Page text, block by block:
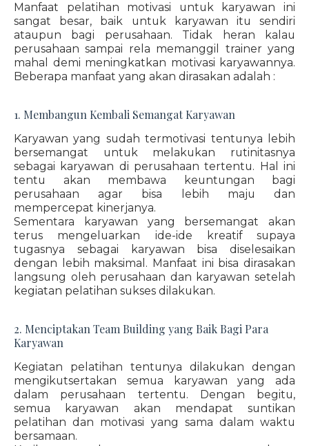
Manfaat pelatihan motivasi untuk karyawan ini
sangat besar, baik untuk karyawan itu sendiri
ataupun bagi perusahaan. Tidak heran kalau
perusahaan sampai rela memanggil trainer yang
mahal demi meningkatkan motivasi karyawannya.
Beberapa manfaat yang akan dirasakan adalah :
1. Membangun Kembali Semangat Karyawan
Karyawan yang sudah termotivasi tentunya lebih
bersemangat untuk melakukan rutinitasnya
sebagai karyawan di perusahaan tertentu. Hal ini
tentu akan membawa keuntungan bagi
perusahaan agar bisa lebih maju dan
mempercepat kinerjanya.
Sementara karyawan yang bersemangat akan
terus mengeluarkan ide-ide kreatif supaya
tugasnya sebagai karyawan bisa diselesaikan
dengan lebih maksimal. Manfaat ini bisa dirasakan
langsung oleh perusahaan dan karyawan setelah
kegiatan pelatihan sukses dilakukan.
2. Menciptakan Team Building yang Baik Bagi Para
Karyawan
Kegiatan pelatihan tentunya dilakukan dengan
mengikutsertakan semua karyawan yang ada
dalam perusahaan tertentu. Dengan begitu,
semua karyawan akan mendapat suntikan
pelatihan dan motivasi yang sama dalam waktu
bersamaan.